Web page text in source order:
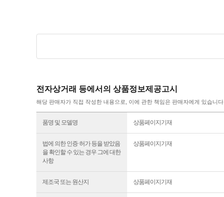
전자상거래 등에서의 상품정보제공고시
해당 판매자가 직접 작성한 내용으로, 이에 관한 책임은 판매자에게 있습니다
품명 및 모델명 상품페이지기재
법에 의한 인증·허가 등을 받았음
을 확인할 수 있는 경우 그에 대한
사항
상품페이지기재
제조국 또는 원산지 상품페이지기재